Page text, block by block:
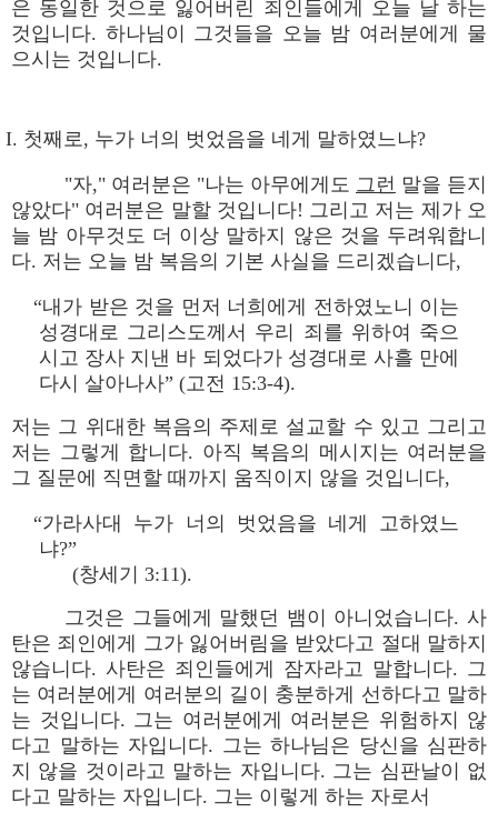
은 동일한 것으로 잃어버린 죄인들에게 오늘 날 하는
것입니다. 하나님이 그것들을 오늘 밤 여러분에게 물
으시는 것입니다.
I. 첫째로, 누가 너의 벗었음을 네게 말하였느냐?
"자," 여러분은 "나는 아무에게도 그런 말을 듣지
않았다" 여러분은 말할 것입니다! 그리고 저는 제가 오
늘 밤 아무것도 더 이상 말하지 않은 것을 두려워합니
다. 저는 오늘 밤 복음의 기본 사실을 드리겠습니다,
“내가 받은 것을 먼저 너희에게 전하였노니 이는
성경대로 그리스도께서 우리 죄를 위하여 죽으
시고 장사 지낸 바 되었다가 성경대로 사흘 만에
다시 살아나사” (고전 15:3-4).
저는 그 위대한 복음의 주제로 설교할 수 있고 그리고
저는 그렇게 합니다. 아직 복음의 메시지는 여러분을
그 질문에 직면할 때까지 움직이지 않을 것입니다,
“가라사대 누가 너의 벗었음을 네게 고하였느
냐?”
(창세기 3:11).
그것은 그들에게 말했던 뱀이 아니었습니다. 사
탄은 죄인에게 그가 잃어버림을 받았다고 절대 말하지
않습니다. 사탄은 죄인들에게 잠자라고 말합니다. 그
는 여러분에게 여러분의 길이 충분하게 선하다고 말하
는 것입니다. 그는 여러분에게 여러분은 위험하지 않
다고 말하는 자입니다. 그는 하나님은 당신을 심판하
지 않을 것이라고 말하는 자입니다. 그는 심판날이 없
다고 말하는 자입니다. 그는 이렇게 하는 자로서